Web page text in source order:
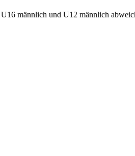
männlich und U12 männlich